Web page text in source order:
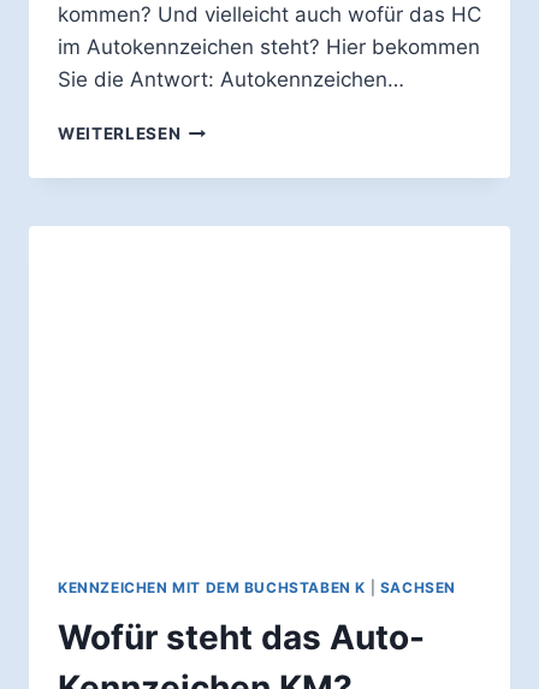
kommen? Und vielleicht auch wofür das HC
im Autokennzeichen steht? Hier bekommen
Sie die Antwort: Autokennzeichen…
WEITERLESEN WOFÜR
DAS
KENNZEICHEN
KENNZEICHEN MIT DEM BUCHSTABEN K SACHSEN
Wofür steht das Auto-